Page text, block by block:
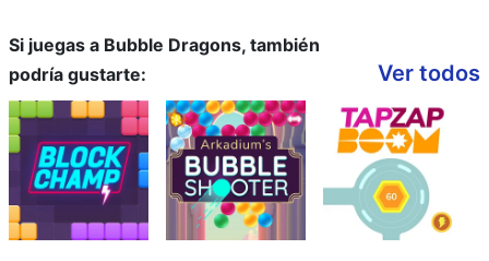
Si juegas a Bubble Dragons, también
podría gustarte:
Ver todos